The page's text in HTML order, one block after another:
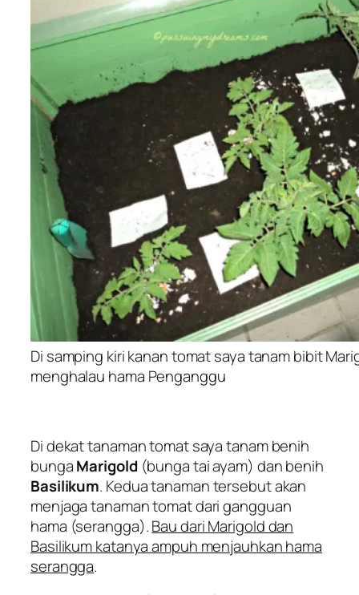
Di samping kiri kanan tomat saya tanam bibit
menghalau hama Penganggu
Di dekat tanaman tomat saya tanam benih
bungaMarigold(bunga tai ayam) dan benih
Basilikum. Kedua tanaman tersebut akan
menjaga tanaman tomat dari gangguan
hama (serangga).Bau dari Marigold dan
Basilikum katanya ampuh menjauhkan hama
serangga.